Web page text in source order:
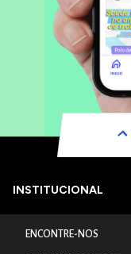
INSTITUCIONAL
ENCONTRE-NOS